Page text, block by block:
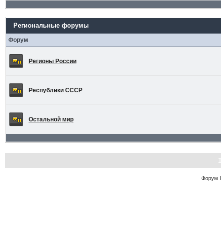
Региональные форумы
Форум
Регионы России
Республики СССР
Остальной мир
Форум